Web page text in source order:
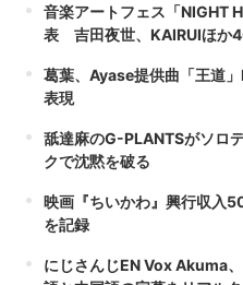
音楽アートフェス「NIGHT
表 吉田夜世、KAIRUIほか
葛葉、Ayase提供曲「王道
表現
舐達麻のG-PLANTSがソロ
クで沈黙を破る
映画『ちいかわ』興行収入
を記録
にじさんじEN Vox Akuma